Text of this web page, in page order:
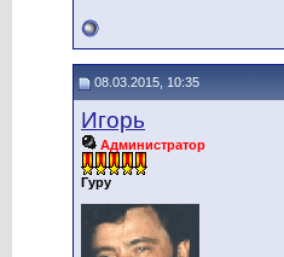
08.03.2015, 10:35
Игорь
Администратор
Гуру